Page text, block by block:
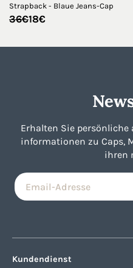
Strapback - Blaue Jeans-Cap
36€
Ursprünglicher
36€
18€
Aktueller
18€.
Erhalten Sie persönliche
informationen zu Caps,
ihren
Kundendienst